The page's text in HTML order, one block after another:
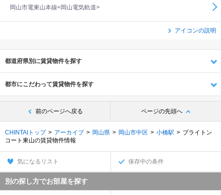
岡山市電東山本線<岡山電気軌道>
アイコンの説明
都道府県別に賃貸物件を探す
都市にこだわって賃貸物件を探す
前のページへ戻る ページの先頭へ
CHINTAIトップ アーカイブ 岡山県 岡山市中区 小橋駅
ブライトン
コート東山の賃貸物件情報
気になるリスト 保存中の条件
別の探し方でお部屋を探す